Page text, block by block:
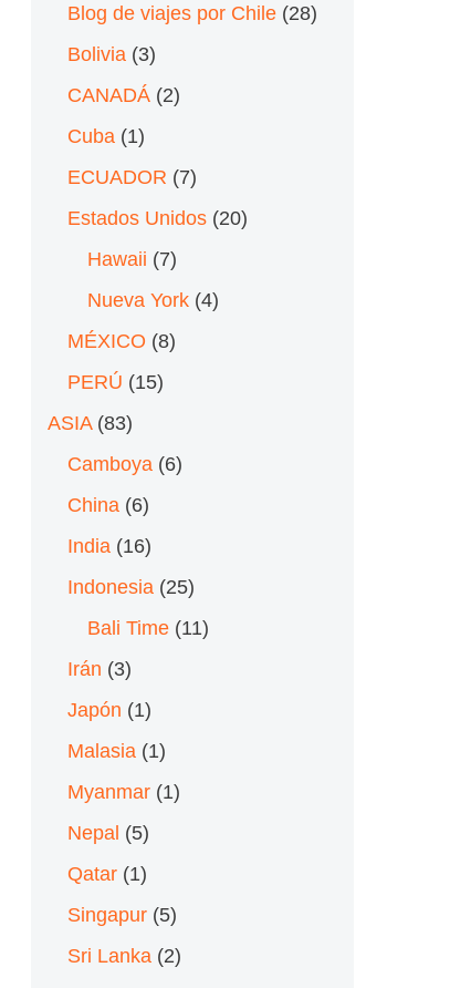
Blog de viajes por Chile(28)
Bolivia (3)
CANADÁ(2)
Cuba (1)
ECUADOR (7)
Estados Unidos(20)
Hawaii (7)
Nueva York(4)
MÉXICO (8)
PERÚ (15)
ASIA(83)
Camboya (6)
China (6)
India (16)
Indonesia (25)
Bali Time(11)
Irán (3)
Japón (1)
Malasia (1)
Myanmar(1)
Nepal (5)
Qatar(1)
Singapur(5)
Sri Lanka (2)